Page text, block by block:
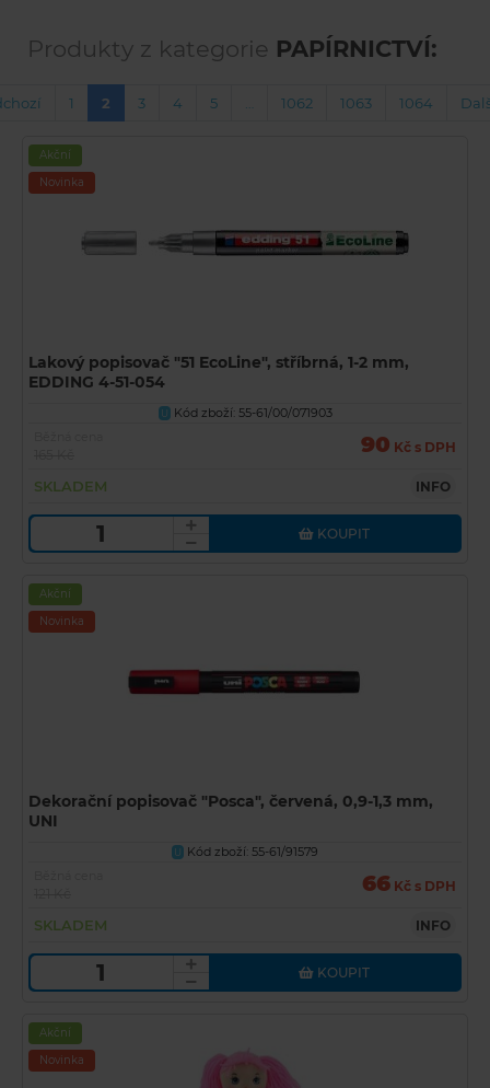
Produkty z kategorie PAPÍRNICTVÍ:
1 2 3 4 5 1062 1063 1064
Akční
Novinka
Lakový popisovač "51 EcoLine", stříbrná, 1-2 mm,
EDDING 4-51-054
U Kód zboží: 55-61/00/071903
90 Kč s DPH
SKLADEM INFO
KOUPIT
Akční
Novinka
Dekorační popisovač "Posca", červená, 0,9-1,3 mm,
UNI
U
Kód zboží: 55-61/91579
66 Kč s DPH
SKLADEM INFO
KOUPIT
Akční
Novinka